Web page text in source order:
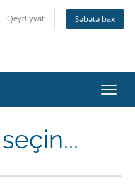
Qeydiyyat Səbətə bax
keçid